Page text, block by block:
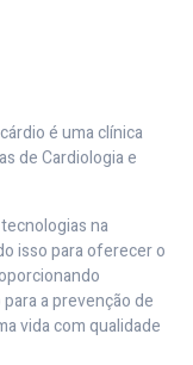
é uma clínica
de Cardiologia e
na
isso para oferecer o
a prevenção de
vida com qualidade